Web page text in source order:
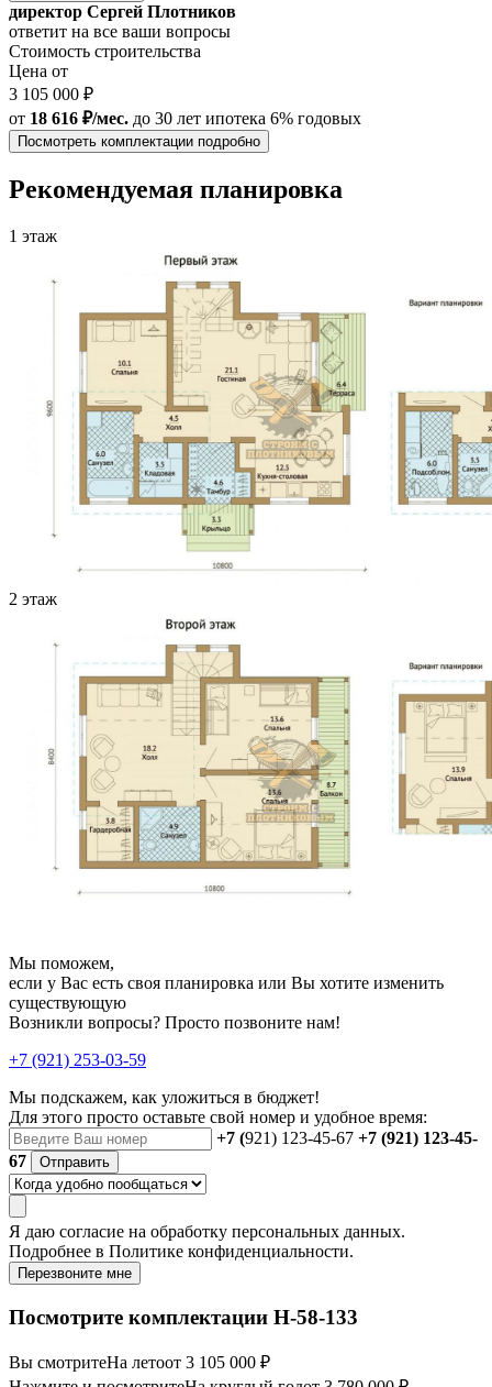
директор Сергей Плотников
ответит на все ваши вопросы
Стоимость строительства
Цена от
3 105 000 ₽
от 18 616 ₽/мес. до 30 лет ипотека 6% годовых
Посмотреть комплектации подробно
Рекомендуемая планировка
1 этаж
2 этаж
Мы поможем,
если у Вас есть своя планировка или Вы хотите изменить
существующую
Возникли вопросы? Просто позвоните нам!
+7 (921) 253-03-59
Мы подскажем, как уложиться в бюджет!
Для этого просто оставьте свой номер и удобное время:
+7 (921) 123-45-67 +7 (921) 123-45-
67
Отправить
Я даю согласие на обработку персональных данных.
Подробнее в Политике конфиденциальности.
Перезвоните мне
Посмотрите комплектации Н-58-133
Вы смотритеНа летоот 3 105 000 ₽